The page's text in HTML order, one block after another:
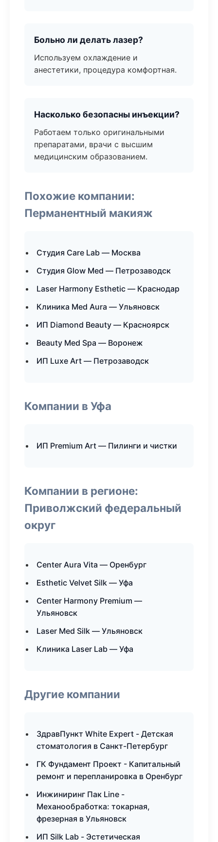
Больно ли делать лазер?
Используем охлаждение и
анестетики, процедура комфортная.
Насколько безопасны инъекции?
Работаем только оригинальными
препаратами, врачи с высшим
медицинским образованием.
Похожие компании:
Перманентный макияж
Студия Care Lab — Москва
Студия Glow Med — Петрозаводск
Laser Harmony Esthetic — Краснодар
Клиника Med Aura — Ульяновск
ИП Diamond Beauty — Красноярск
Beauty Med Spa — Воронеж
ИП Luxe Art — Петрозаводск
Компании в Уфа
ИП Premium Art — Пилинги и чистки
Компании в регионе:
Приволжский федеральный
округ
Center Aura Vita — Оренбург
Esthetic Velvet Silk — Уфа
Center Harmony Premium —
Ульяновск
Laser Med Silk — Ульяновск
Клиника Laser Lab — Уфа
Другие компании
ЗдравПункт White Expert - Детская
стоматология в Санкт-Петербург
ГК Фундамент Проект - Капитальный
ремонт и перепланировка в Оренбург
Инжиниринг Пак Line -
Механообработка: токарная,
фрезерная в Ульяновск
ИП Silk Lab - Эстетическая